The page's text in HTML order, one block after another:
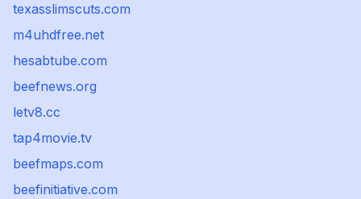
texasslimscuts.com
m4uhdfree.net
hesabtube.com
beefnews.org
letv8.cc
tap4movie.tv
beefmaps.com
beefinitiative.com